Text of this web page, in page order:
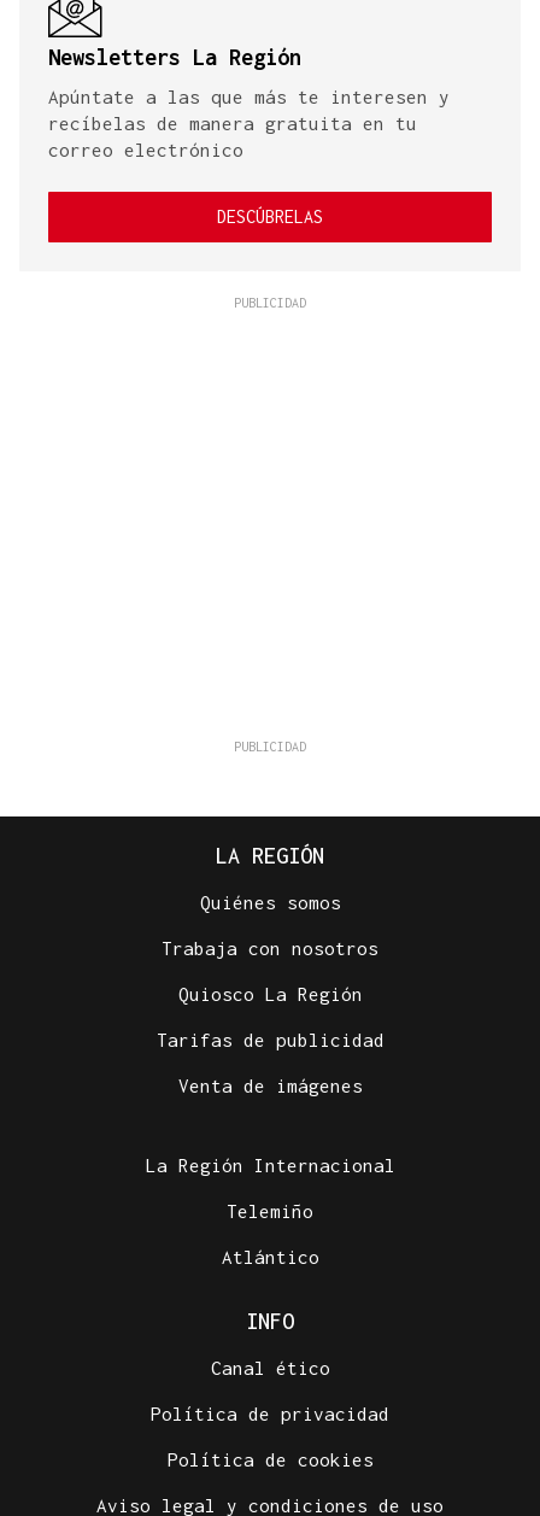
Newsletters La Región
Apúntate a las que más te interesen y
recíbelas de manera gratuita en tu
correo electrónico
DESCÚBRELAS
LA REGIÓN
Quiénes somos
Trabaja con nosotros
Quiosco La Región
Tarifas de publicidad
Venta de imágenes
La Región Internacional
Telemiño
Atlántico
INFO
Canal ético
Política de privacidad
Política de cookies
Aviso legal y condiciones de uso